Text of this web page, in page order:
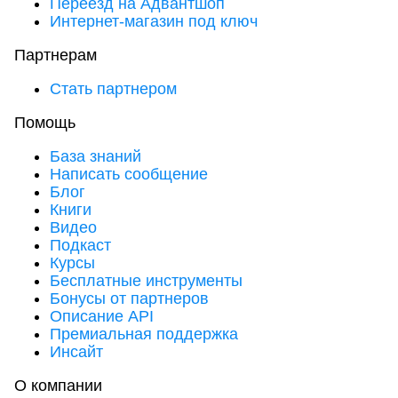
Переезд на Адвантшоп
Интернет-магазин под ключ
Партнерам
Стать партнером
Помощь
База знаний
Написать сообщение
Блог
Книги
Видео
Подкаст
Курсы
Бесплатные инструменты
Бонусы от партнеров
Описание API
Премиальная поддержка
Инсайт
О компании